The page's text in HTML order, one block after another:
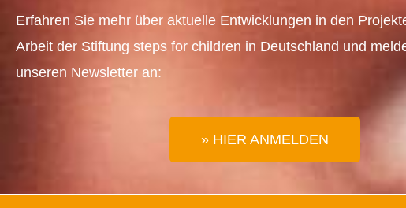
Erfahren Sie mehr über aktuelle Entwicklungen in den
Arbeit der Stiftung steps for children in Deutschland und
unseren Newsletter an:
» HIER ANMELDEN